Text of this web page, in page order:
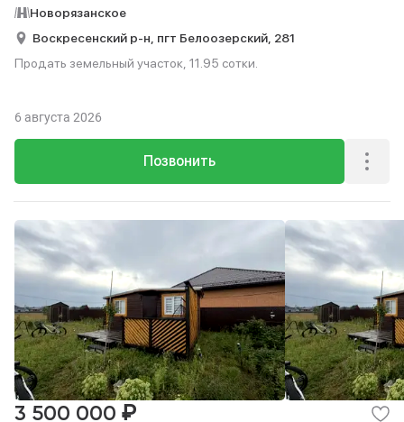
Новорязанское
Воскресенский р-н, пгт Белоозерский, 281
Продать земельный участок, 11.95 сотки.
Позвонить
6 августа 2026
3 500 000 ₽